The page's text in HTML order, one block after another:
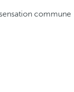
commune